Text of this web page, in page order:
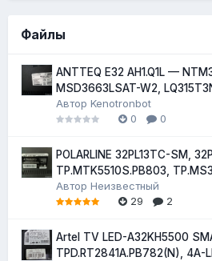
Файлы
ANTTEQ E32 AH1.Q1L —
MSD3663LSAT-W2,
Автор Kenotronbot
0
0
POLARLINE 32PL13TC-SM,
TP.MTK5510S.PB803,
Автор Неизвестный
29
2
Artel TV LED-A32KH5500
TPD.RT2841A.PB782(N), 4A-